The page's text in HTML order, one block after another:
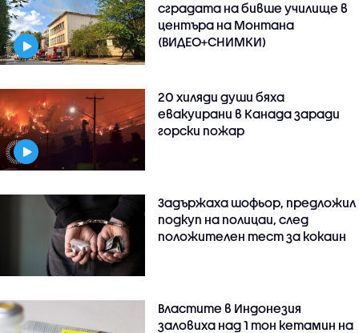
сградата на бивше училище в
центъра на Монтана
(ВИДЕО+СНИМКИ)
20 хиляди души бяха
евакуирани в Канада заради
горски пожар
Задържаха шофьор, предложил
подкуп на полицаи, след
положителен тест за кокаин
Властите в Индонезия
заловиха над 1 тон кетамин на